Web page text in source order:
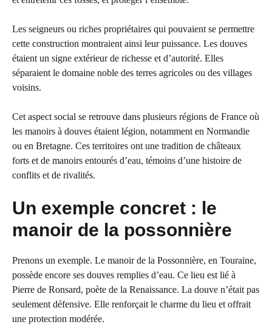
Les seigneurs ou riches propriétaires qui pouvaient se permettre
cette construction montraient ainsi leur puissance. Les douves
étaient un signe extérieur de richesse et d’autorité. Elles
séparaient le domaine noble des terres agricoles ou des villages
voisins.
Cet aspect social se retrouve dans plusieurs régions de France où
les manoirs à douves étaient légion, notamment en Normandie
ou en Bretagne. Ces territoires ont une tradition de châteaux
forts et de manoirs entourés d’eau, témoins d’une histoire de
conflits et de rivalités.
Un exemple concret : le
manoir de la possonnière
Prenons un exemple. Le manoir de la Possonnière, en Touraine,
possède encore ses douves remplies d’eau. Ce lieu est lié à
Pierre de Ronsard, poète de la Renaissance. La douve n’était pas
seulement défensive. Elle renforçait le charme du lieu et offrait
une protection modérée.